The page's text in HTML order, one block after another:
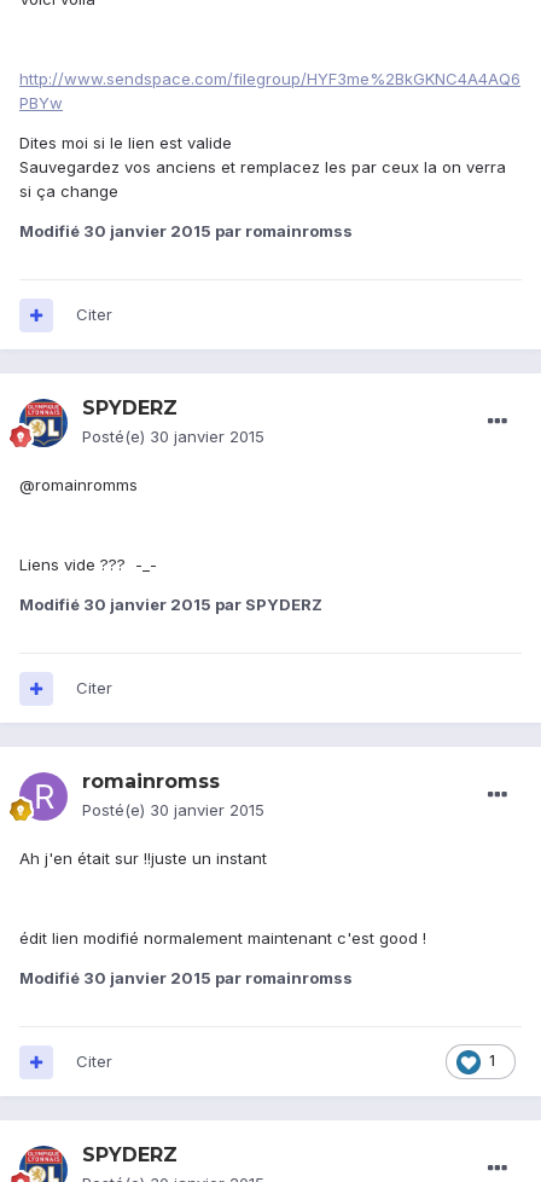
http://www.sendspace.com/filegroup/HYF3me%2BkGKNC4A4AQ6
PBYw
Dites moi si le lien est valide
Sauvegardez vos anciens et remplacez les par ceux la on verra
si ça change
Modifié 30 janvier 2015 par romainromss
Citer
SPYDERZ
Posté(e) 30 janvier 2015
@romainromms
Liens vide ??? -_-
Modifié 30 janvier 2015 par SPYDERZ
Citer
romainromss
Posté(e) 30 janvier 2015
Ah j'en était sur !!juste un instant
édit lien modifié normalement maintenant c'est good !
Modifié 30 janvier 2015 par romainromss
1
Citer
SPYDERZ